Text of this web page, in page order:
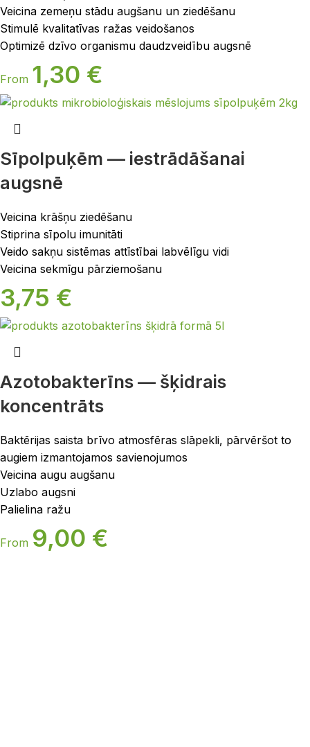
Veicina zemeņu stādu augšanu un ziedēšanu
Stimulē kvalitatīvas ražas veidošanos
Optimizē dzīvo organismu daudzveidību augsnē
From 1,30 €
Sīpolpuķēm — iestrādāšanai
augsnē
Veicina krāšņu ziedēšanu
Stiprina sīpolu imunitāti
Veido sakņu sistēmas attīstībai labvēlīgu vidi
Veicina sekmīgu pārziemošanu
3,75 €
Azotobakterīns — šķidrais
koncentrāts
Baktērijas saista brīvo atmosfēras slāpekli, pārvēršot to
augiem izmantojamos savienojumos
Veicina augu augšanu
Uzlabo augsni
Palielina ražu
From 9,00 €